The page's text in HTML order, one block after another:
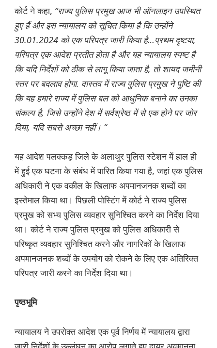
कोर्ट ने कहा, “राज्य पुलिस प्रमुख आज भी ऑनलाइन उपस्थित
हुए हैं और इस न्यायालय को सूचित किया है कि उन्होंने
30.01.2024 को एक परिपत्र जारी किया है…प्रथम दृष्टया,
परिपत्र एक आदेश प्रतीत होता है और यह न्यायालय स्पष्ट है
कि यदि निर्देशों को ठीक से लागू किया जाता है, तो शायद जमीनी
स्तर पर बदलाव होगा. वास्तव में राज्य पुलिस प्रमुख ने पुष्टि की
कि यह हमारे राज्य में पुलिस बल को आधुनिक बनाने का उनका
संकल्प है, जिसे उन्होंने देश में सर्वश्रेष्ठ में से एक होने पर जोर
दिया, यदि सबसे अच्छा नहीं। “
यह आदेश पलक्कड़ जिले के अलाथुर पुलिस स्टेशन में हाल ही
में हुई एक घटना के संबंध में पारित किया गया है, जहां एक पुलिस
अधिकारी ने एक वकील के खिलाफ अपमानजनक शब्दों का
इस्तेमाल किया था। पिछली पोस्टिंग में कोर्ट ने राज्य पुलिस
प्रमुख को सभ्य पुलिस व्यवहार सुनिश्चित करने का निर्देश दिया
था। कोर्ट ने राज्य पुलिस प्रमुख को पुलिस अधिकारी से
परिष्कृत व्यवहार सुनिश्चित करने और नागरिकों के खिलाफ
अपमानजनक शब्दों के उपयोग को रोकने के लिए एक अतिरिक्त
परिपत्र जारी करने का निर्देश दिया था।
पृष्ठभूमि
न्यायालय ने उपरोक्त आदेश एक पूर्व निर्णय में न्यायालय द्वारा